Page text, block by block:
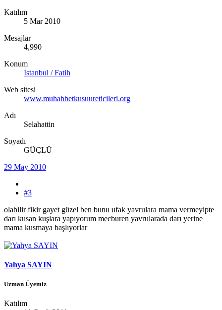
Katılım
5 Mar 2010
Mesajlar
4,990
Konum
İstanbul / Fatih
Web sitesi
www.muhabbetkusuureticileri.org
Adı
Selahattin
Soyadı
GÜÇLÜ
29 May 2010
#3
olabilir fikir gayet güzel ben bunu ufak yavrulara mama vermeyipte
darı kusan kuşlara yapıyorum mecburen yavrularada darı yerine
mama kusmaya başlıyorlar
Yahya SAYIN
Uzman Üyemiz
Katılım